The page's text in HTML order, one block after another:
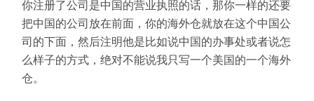
你注册了公司是中国的营业执照的话，那你一样的还要
把中国的公司放在前面，你的海外仓就放在这个中国公
司的下面，然后注明他是比如说中国的办事处或者说怎
么样子的方式，绝对不能说我只写一个美国的一个海外
仓。